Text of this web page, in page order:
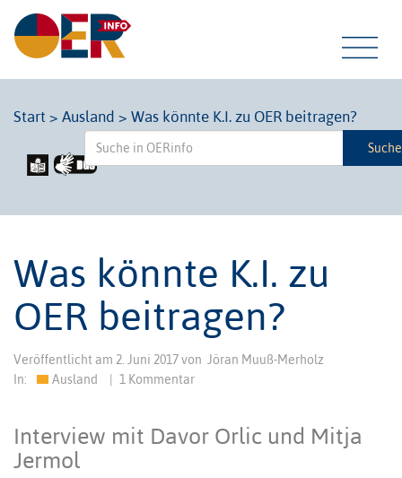
Start > Ausland > Was könnte K.I. zu OER beitragen?
Was könnte K.I. zu
OER beitragen?
Veröffentlicht am 2. Juni 2017von Jöran Muuß-Merholz
In:
Ausland 1 Kommentar
Interview mit Davor Orlic und Mitja
Jermol